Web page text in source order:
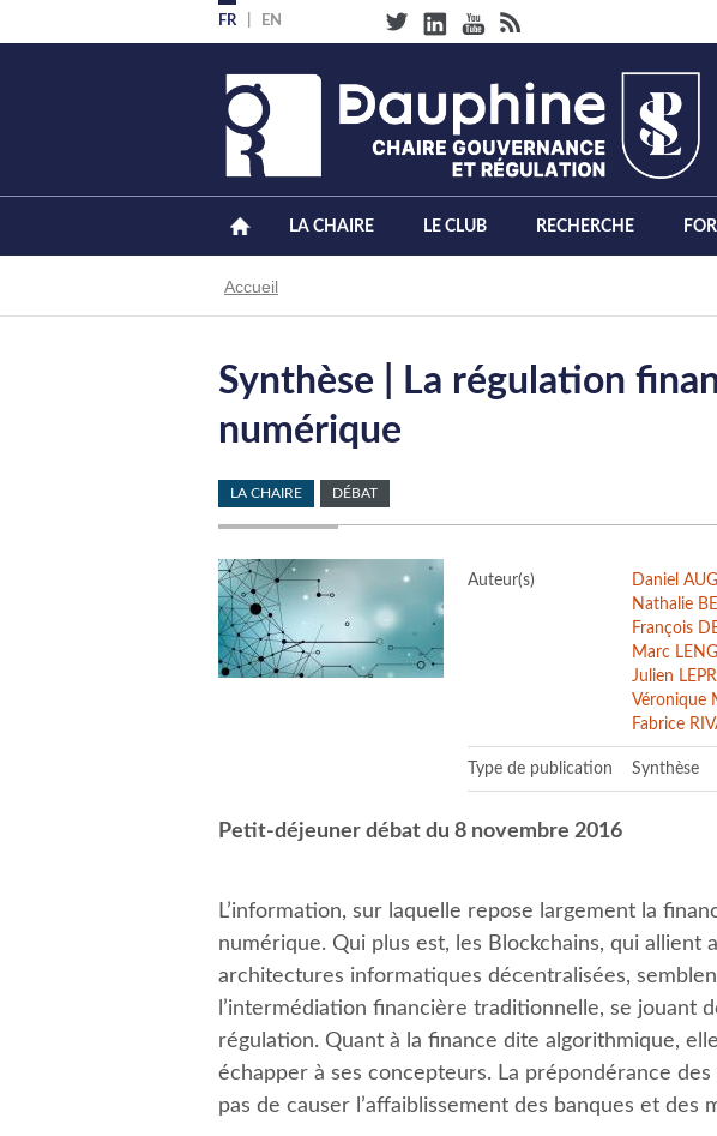
au
FR EN
LA CHAIRE LE CLUB RECHERCHE
Fil
d'Ariane
Accueil
Synthèse | La régulation
numérique
LA CHAIRE DÉBAT
Auteur(s)
Daniel
Nathalie
François
Marc
Julien
Véronique
Fabrice
Type de publication Synthèse
Petit-déjeuner débat du 8 novembre 2016
L’information, sur laquelle repose largement la
numérique. Qui plus est, les Blockchains, qui allient
architectures informatiques décentralisées,
l’intermédiation financière traditionnelle, se jouant
régulation. Quant à la finance dite algorithmique,
échapper à ses concepteurs. La prépondérance
pas de causer l’affaiblissement des banques et des